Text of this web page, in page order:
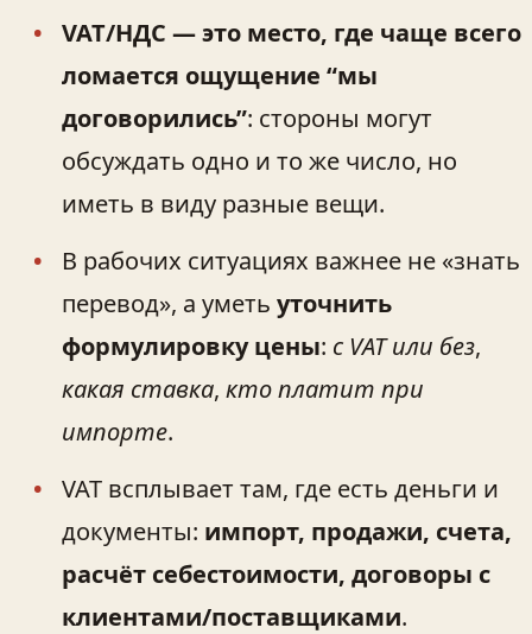
VAT/НДС — это место, где чаще всего
ломается ощущение “мы
договорились”: стороны могут
обсуждать одно и то же число, но
иметь в виду разные вещи.
В рабочих ситуациях важнее не «знать
перевод», а уметь уточнить
формулировку цены: с VAT или без,
какая ставка, кто платит при
импорте.
VAT всплывает там, где есть деньги и
документы: импорт, продажи, счета,
расчёт себестоимости, договоры с
клиентами/поставщиками.